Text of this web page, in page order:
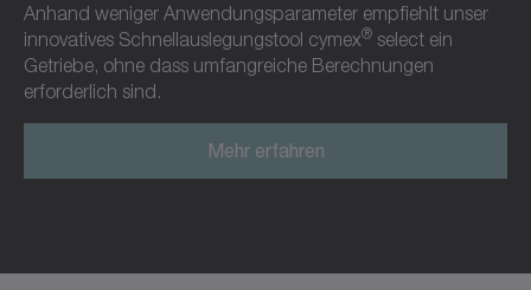
Anhand weniger Anwendungsparameter empfiehlt unser
innovatives Schnellauslegungstool cymex® select ein
Getriebe, ohne dass umfangreiche Berechnungen
erforderlich sind.
Mehr erfahren